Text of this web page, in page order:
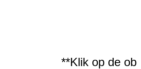
**Klik op de